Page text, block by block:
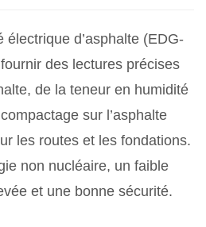
électrique d’asphalte (EDG-
des lectures précises
de la teneur en humidité
sur l’asphalte
les routes et les fondations.
non nucléaire, un faible
et une bonne sécurité.